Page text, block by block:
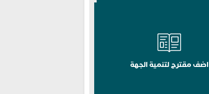
اضف مقترح لتنمية الجهة